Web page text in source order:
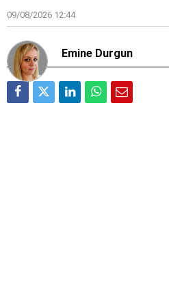
09/08/2026 12:44
Emine Durgun